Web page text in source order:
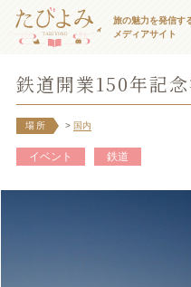
旅の魅力を発信す
メディアサイト
鉄道開業150年記
場所 > 国内
イベント 鉄道